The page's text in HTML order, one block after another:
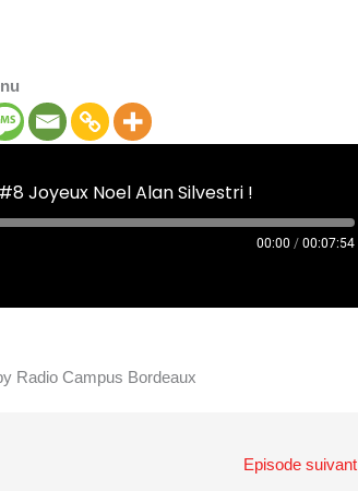
Joyeux Noel Alan Silvestri !
00:00 / 00:07:54
Radio Campus Bordeaux
Episode suivant